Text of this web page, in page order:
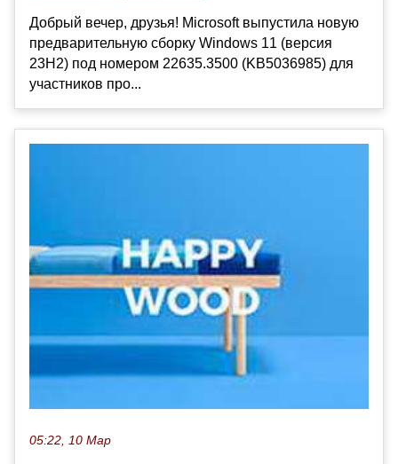
Добрый вечер, друзья! Microsoft выпустила новую
предварительную сборку Windows 11 (версия
23H2) под номером 22635.3500 (KB5036985) для
участников про...
05:22, 10 Мар